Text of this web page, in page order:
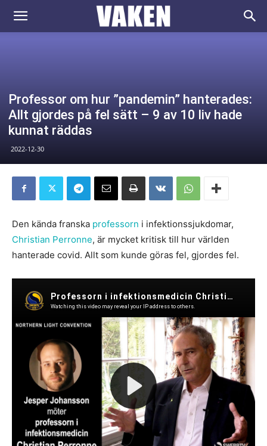
VAKEN.se
Professor om hur ”pandemin” hanterades:
Allt gjordes på fel sätt – 9 av 10 liv hade
kunnat räddas
2022-12-30
Den kända franska professorn i infektionssjukdomar,
Christian Perronne, är mycket kritisk till hur världen
hanterade covid. Allt som kunde göras fel, gjordes fel.